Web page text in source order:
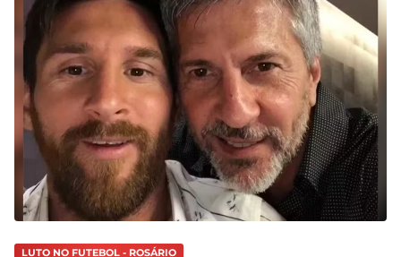
LUTO NO FUTEBOL - ROSÁRIO